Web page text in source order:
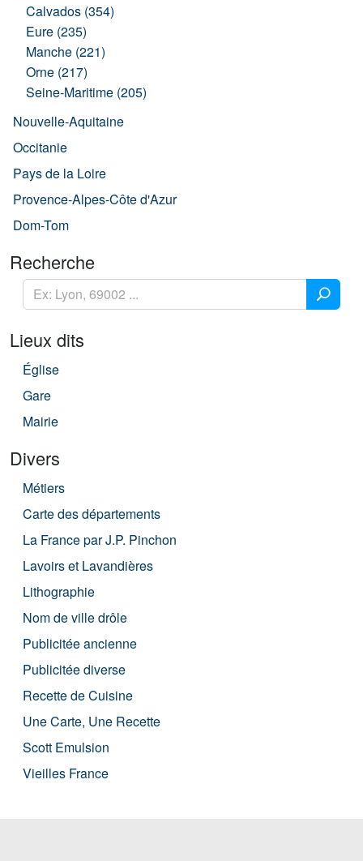
Calvados (354)
Eure (235)
Manche (221)
Orne (217)
Seine-Maritime (205)
Nouvelle-Aquitaine
Occitanie
Pays de la Loire
Provence-Alpes-Côte d'Azur
Dom-Tom
Recherche
Lieux dits
Église
Gare
Mairie
Divers
Métiers
Carte des départements
La France par J.P. Pinchon
Lavoirs et Lavandières
Lithographie
Nom de ville drôle
Publicitée ancienne
Publicitée diverse
Recette de Cuisine
Une Carte, Une Recette
Scott Emulsion
Vieilles France